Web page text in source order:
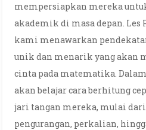
mempersiapkan mereka
akademik di masa depan.
kami menawarkan
unik dan menarik yang akan
cinta pada matematika.
akan belajar cara berhitung
jari tangan mereka, mulai
pengurangan, perkalian,